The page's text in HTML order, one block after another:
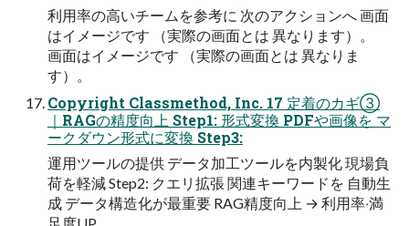
利⽤率の⾼いチームを参考に 次のアクションへ 画⾯
はイメージです （実際の画⾯とは 異なります）。
画⾯はイメージです （実際の画⾯とは 異なりま
す）。
Copyright Classmethod, Inc. 17 定着のカギ③
｜RAGの精度向上 Step1: 形式変換 PDFや画像を マ
ークダウン形式に変換 Step3:
運⽤ツールの提供 データ加⼯ツールを内製化 現場負
荷を軽減 Step2: クエリ拡張 関連キーワードを ⾃動⽣
成 データ構造化が最重要 RAG精度向上 → 利⽤率‧満